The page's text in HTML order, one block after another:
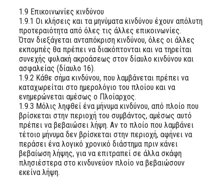
1.9 Επικοινωνίες κινδύνου
1.9.1 Οι κλήσεις και τα μηνύματα κινδύνου έχουν απόλυτη
προτεραιότητα από όλες τις άλλες επικοινωνίες.
Όταν διεξάγεται ανταπόκριση κινδύνου, όλες οι άλλες
εκπομπές θα πρέπει να διακόπτονται και να τηρείται
συνεχής φυλακή ακροάσεως στον δίαυλο κινδύνου και
ασφαλείας (δίαυλο 16).
1.9.2 Κάθε σήμα κινδύνου, που λαμβάνεται πρέπει να
καταχωρείται στο ημερολόγιο του πλοίου και να
ενημερώνεται αμέσως ο Πλοίαρχος.
1.9.3 Μόλις ληφθεί ένα μήνυμα κινδύνου, από πλοίο που
βρίσκεται στην περιοχή του συμβάντος, αμέσως αυτό
πρέπει να βεβαιώσει λήψη. Αν το πλοίο που λαμβάνει
τέτοιο μήνυμα δεν βρίσκεται στην περιοχή, αφήνει να
περάσει ένα λογικό χρονικό διάστημα πριν κάνει
βεβαίωση λήψης, για να επιτραπεί σε άλλα σκάφη
πλησιέστερα στο κινδυνεύον πλοίο να βεβαιώσουν
εκείνα λήψη.